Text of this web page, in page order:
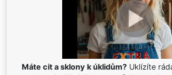
Máte cit a sklony k úklidům? Uklízíte